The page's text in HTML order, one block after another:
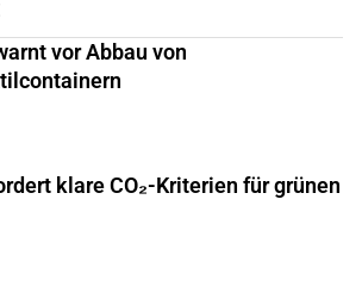
vor Abbau von
klare CO₂-Kriterien für grünen